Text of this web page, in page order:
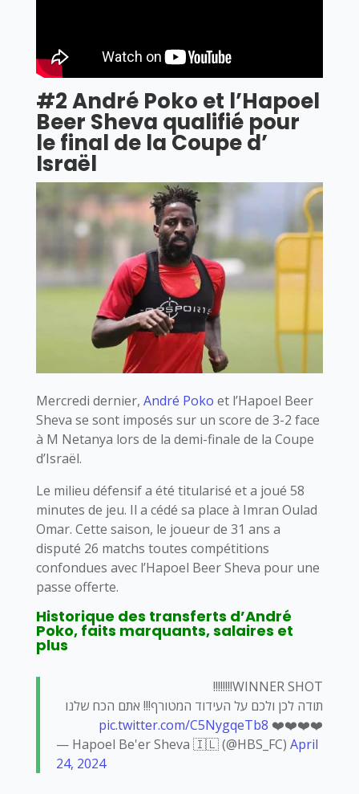
#2 André Poko et l’Hapoel
Beer Sheva qualifié pour
le final de la Coupe d’
Israël
Mercredi dernier, André Poko et l’Hapoel Beer
Sheva se sont imposés sur un score de 3-2 face
à M Netanya lors de la demi-finale de la Coupe
d’Israël.
Le milieu défensif a été titularisé et a joué 58
minutes de jeu. Il a cédé sa place à Imran Oulad
Omar. Cette saison, le joueur de 31 ans a
disputé 26 matchs toutes compétitions
confondues avec l’Hapoel Beer Sheva pour une
passe offerte.
Historique des transferts d’André
Poko, faits marquants, salaires et
plus
WINNER SHOT!!!!!!!!
תודה לכן ולכם על העידוד המטורף!!! אתם הכח שלנו
❤️❤️❤️❤️
pic.twitter.com/C5NygqeTb8
— Hapoel Be'er Sheva 🇮🇱 (@HBS_FC) April
24, 2024